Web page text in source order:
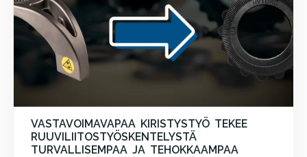
VASTAVOIMAVAPAA KIRISTYSTYÖ TEKEE
RUUVILIITOSTYÖSKENTELYSTÄ
TURVALLISEMPAA JA TEHOKKAAMPAA